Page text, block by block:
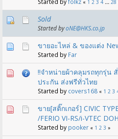
Started byfolkz « 1 2 3 4 ... 28
Sold
Started byoNE@HKS.co.jp
ขายอะไหล่ & ของแต่ง
Started by Far
!!จำหน่ายผ้าคลุมรถทุกรุ่น
ประกัน ส่งฟรีทั่วไทย
Started by covers168 « 1 2 3
ขาย[สติ๊กเกอร์] CIVIC
/FERIO VI-RS/i-VTEC
Started by pooker « 1 2 3 »